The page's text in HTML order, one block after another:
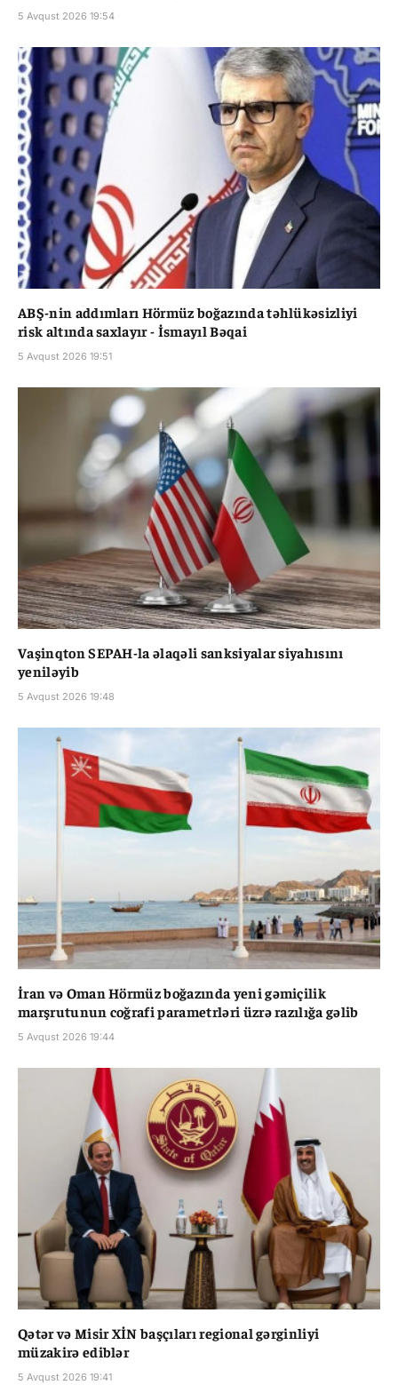
5 Avqust 2026 19:54
ABŞ-nin addımları Hörmüz boğazında təhlükəsizliyi
risk altında saxlayır - İsmayıl Bəqai
5 Avqust 2026 19:51
Vaşinqton SEPAH-la əlaqəli sanksiyalar siyahısını
yeniləyib
5 Avqust 2026 19:48
İran və Oman Hörmüz boğazında yeni gəmiçilik
marşrutunun coğrafi parametrləri üzrə razılığa gəlib
5 Avqust 2026 19:44
Qətər və Misir XİN başçıları regional gərginliyi
müzakirə ediblər
5 Avqust 2026 19:41